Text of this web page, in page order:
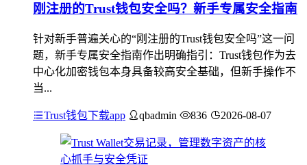
刚注册的Trust钱包安全吗？新手专属安全指南
针对新手普遍关心的“刚注册的Trust钱包安全吗”这一问
题，新手专属安全指南作出明确指引：Trust钱包作为去
中心化加密钱包本身具备较高安全基础，但新手操作不
当...
Trust钱包下载app qbadmin 836 2026-08-07